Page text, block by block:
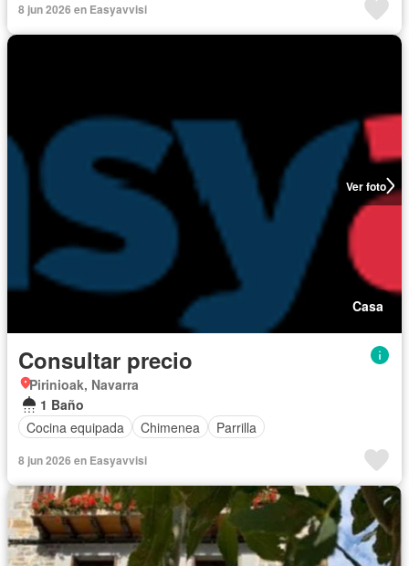
8 jun 2026 en Easyavvisi
Ver foto
Casa
Consultar precio
Pirinioak, Navarra
1 Baño
Cocina equipada
Chimenea Parrilla
8 jun 2026 en Easyavvisi